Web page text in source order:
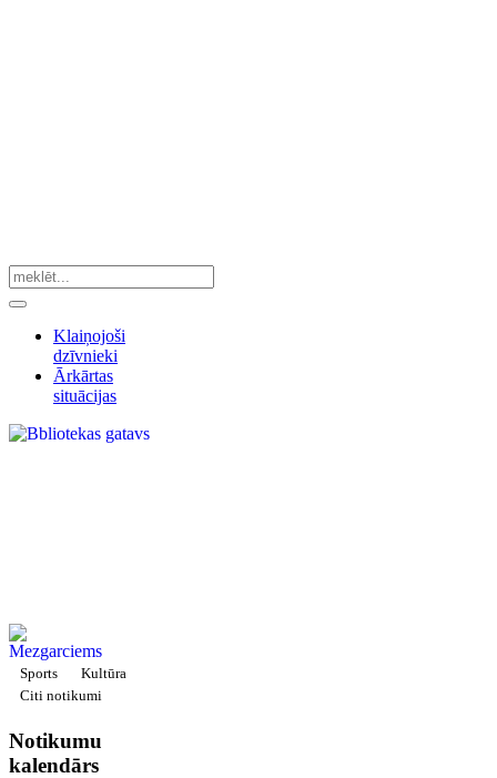
Klaiņojoši
dzīvnieki
Ārkārtas
situācijas
Sports
Kultūra
Citi notikumi
Notikumu
kalendārs